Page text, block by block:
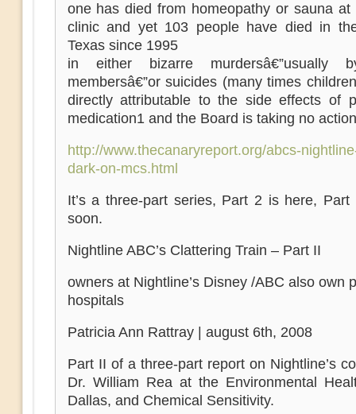
one has died from homeopathy or sauna at
clinic and yet 103 people have died in
Texas since 1995
in either bizarre murdersâ€”usually
membersâ€”or suicides (many times
directly attributable to the side effects of
medication1 and the Board is taking no
http://www.thecanaryreport.org/abcs-
dark-on-mcs.html
It’s a three-part series, Part 2 is here, Part
soon.
Nightline ABC’s Clattering Train – Part II
owners at Nightline’s Disney /ABC also own
hospitals
Patricia Ann Rattray | august 6th, 2008
Part II of a three-part report on Nightline’s
Dr. William Rea at the Environmental
Dallas, and Chemical Sensitivity.